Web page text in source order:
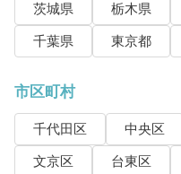
茨城県 栃木県
千葉県
東京都
市区町村
千代田区 中央区
文京区
台東区